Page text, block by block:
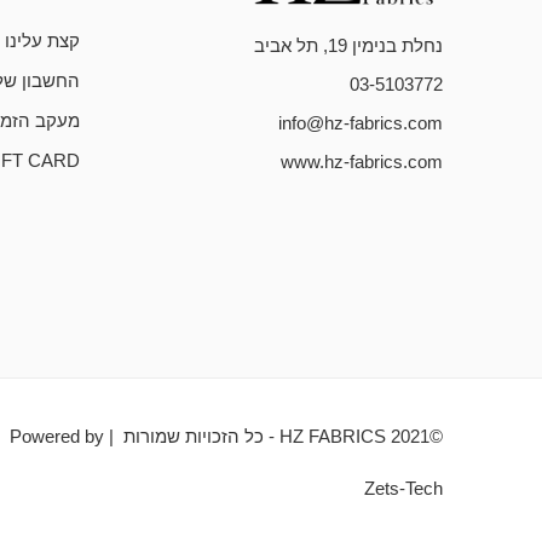
נחלת בנימין 19, תל אביב
03-5103772
info@hz-fabrics.com
www.hz-fabrics.com
קצת עלינו
החשבון
מעקב
CARD
©HZ FABRICS 2021 - כל הזכויות שמורות | Powered by
Zets-Tech